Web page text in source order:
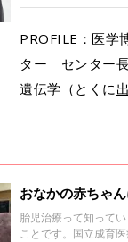
PROFILE：医学
ター センター
遺伝学（とくに
おなかの赤ちゃ
胎児治療って知って
ことです。国立成育